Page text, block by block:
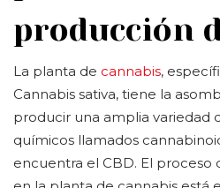
producción
La planta de cannabis,
Cannabis sativa, tiene la
producir una amplia variedad
químicos llamados
encuentra el CBD. El